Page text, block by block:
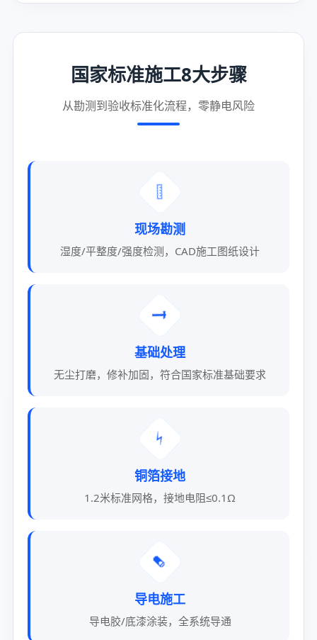
国家标准施工8大步骤
从勘测到验收标准化流程，零静电风险
📏
现场勘测
湿度/平整度/强度检测，CAD施工图纸设计
🔨
基础处理
无尘打磨，修补加固，符合国家标准基础要求
⚡
铜箔接地
1.2米标准网格，接地电阻≤0.1Ω
🧪
导电施工
导电胶/底漆涂装，全系统导通